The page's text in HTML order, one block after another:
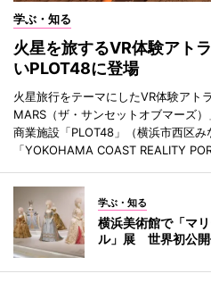
学ぶ・知る
火星を旅するVR体験アト
いPLOT48に登場
火星旅行をテーマにしたVR体験アト
MARS（ザ・サンセットオブマーズ
商業施設「PLOT48」（横浜市西区
「YOKOHAMA COAST REALITY
学ぶ・知る
横浜美術館で「マ
ル」展 世界初公開